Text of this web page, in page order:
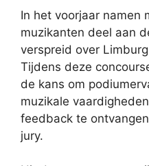
In het voorjaar namen
muzikanten deel aan
verspreid over
Tijdens deze
de kans om
muzikale
feedback te
jury.